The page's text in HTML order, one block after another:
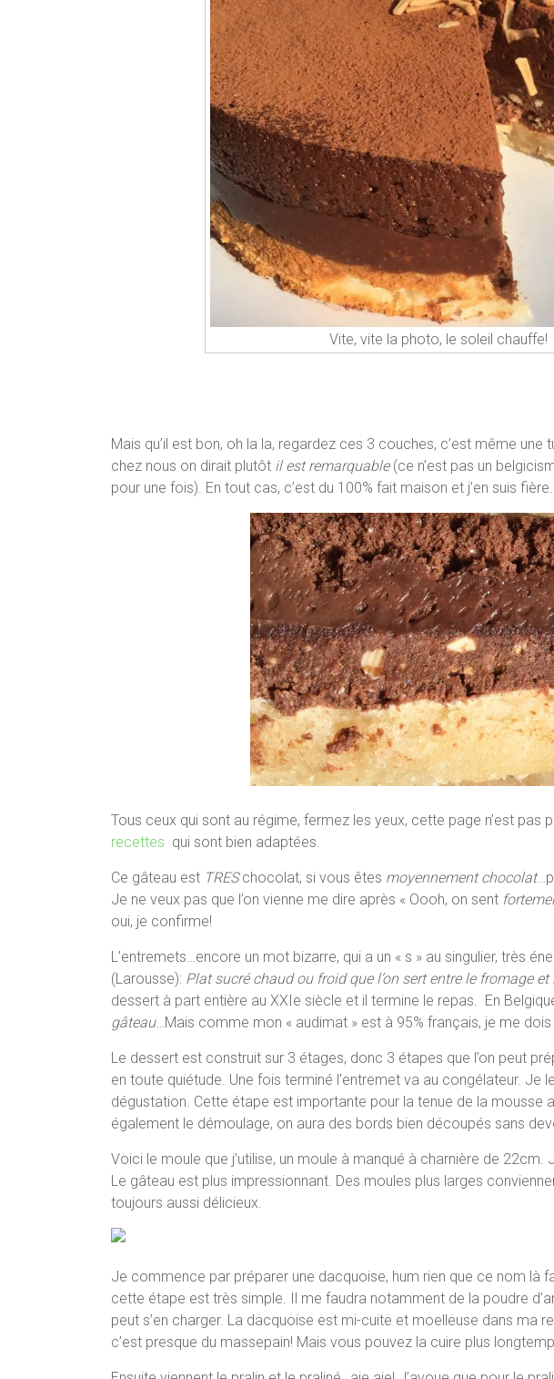
Vite, vite la photo, le soleil chauffe!
Mais qu’il est bon, oh la la, regardez ces 3 couches, c’est même
chez nous on dirait plutôt il est remarquable(ce n’est pas un
pour une fois). En tout cas, c’est du 100% fait maison et j’en suis fière.
Tous ceux qui sont au régime, fermez les yeux, cette page n’est pas
recettes qui sont bien adaptées.
Ce gâteau est TRESchocolat, si vous êtes moyennement chocolat
Je ne veux pas que l’on vienne me dire après « Oooh, on sent
oui, je confirme!
L’entremets…encore un mot bizarre, qui a un « s » au singulier, très
(Larousse): Plat sucré chaud ou froid que l’on sert entre le fromage et
dessert à part entière au XXIe siècle et il termine le repas. En
gâteau…Mais comme mon « audimat » est à 95% français, je me dois
Le dessert est construit sur 3 étages, donc 3 étapes que l’on peut
en toute quiétude. Une fois terminé l’entremet va au congélateur. Je
dégustation. Cette étape est importante pour la tenue de la mousse
également le démoulage, on aura des bords bien découpés sans
Voici le moule que j’utilise, un moule à manqué à charnière de 22cm.
Le gâteau est plus impressionnant. Des moules plus larges
toujours aussi délicieux.
Je commence par préparer une dacquoise, hum rien que ce nom là
cette étape est très simple. Il me faudra notamment de la poudre
peut s’en charger. La dacquoise est mi-cuite et moelleuse dans ma
c’est presque du massepain! Mais vous pouvez la cuire plus